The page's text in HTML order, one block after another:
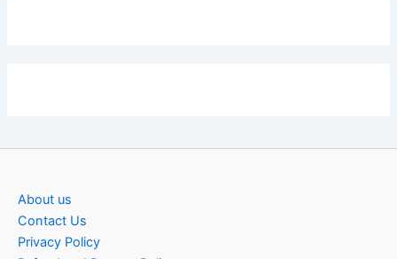
About us
Contact Us
Privacy Policy